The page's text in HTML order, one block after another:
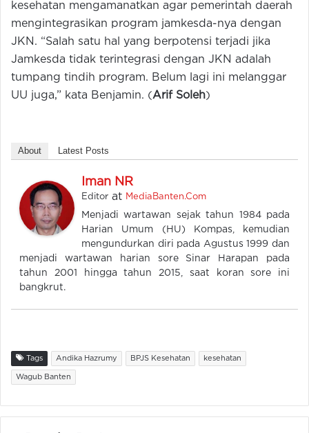
kesehatan mengamanatkan agar pemerintah daerah
mengintegrasikan program jamkesda-nya dengan
JKN. “Salah satu hal yang berpotensi terjadi jika
Jamkesda tidak terintegrasi dengan JKN adalah
tumpang tindih program. Belum lagi ini melanggar
UU juga,” kata Benjamin. (Arif Soleh)
About Latest Posts
Iman NR
Editor at MediaBanten.Com
Menjadi wartawan sejak tahun 1984 pada
Harian Umum (HU) Kompas, kemudian
mengundurkan diri pada Agustus 1999 dan
menjadi wartawan harian sore Sinar Harapan pada
tahun 2001 hingga tahun 2015, saat koran sore ini
bangkrut.
Tags Andika Hazrumy BPJS Kesehatan kesehatan
Wagub Banten